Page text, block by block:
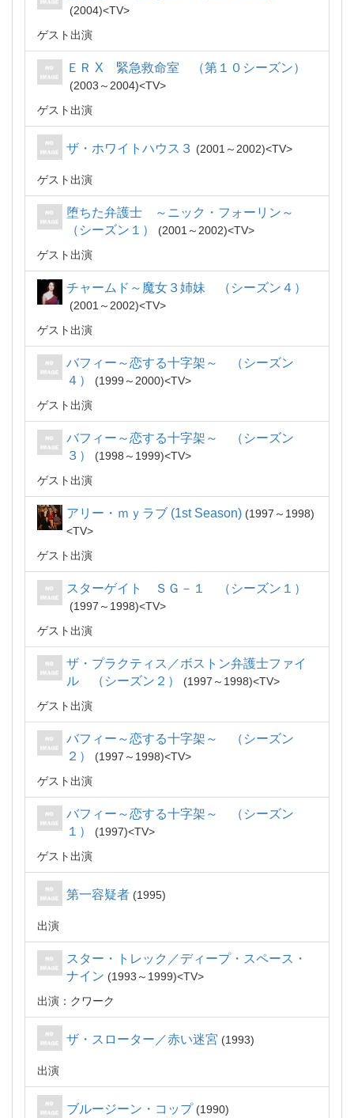
2004
TV
ゲスト出演
ＥＲ X 緊急救命室 （第１０シーズン）
2003～2004
TV
ゲスト出演
ザ・ホワイトハウス３ 2001～2002 TV
ゲスト出演
堕ちた弁護士 ～ニック・フォーリン～
（シーズン１）
2001～2002
TV
ゲスト出演
チャームド～魔女３姉妹 （シーズン４）
2001～2002
TV
ゲスト出演
バフィー～恋する十字架～ （シーズン
４）
1999～2000
TV
ゲスト出演
バフィー～恋する十字架～ （シーズン
３）
1998～1999
TV
ゲスト出演
アリー・ｍｙラブ (1st Season)
1997～1998
TV
ゲスト出演
スターゲイト ＳＧ－１ （シーズン１）
1997～1998
TV
ゲスト出演
ザ・プラクティス／ボストン弁護士ファイ
ル （シーズン２）
1997～1998
TV
ゲスト出演
バフィー～恋する十字架～ （シーズン
２）
1997～1998
TV
ゲスト出演
バフィー～恋する十字架～ （シーズン
１）
1997
TV
ゲスト出演
第一容疑者 1995
出演
スター・トレック／ディープ・スペース・
ナイン
1993～1999
TV
出演：クワーク
ザ・スローター／赤い迷宮 1993
出演
ブルージーン・コップ 1990